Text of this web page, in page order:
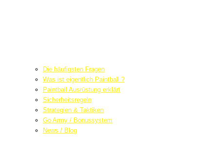
Die häufigsten Fragen
Was ist eigentlich Paintball ?
Paintball Ausrüstung erklärt
Sicherheitsregeln
Strategien & Taktiken
Go Army / Bonussystem
News / Blog